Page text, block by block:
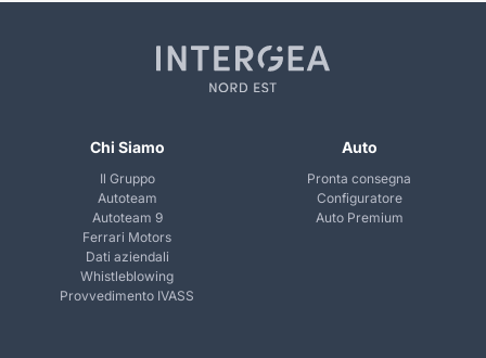
Chi Siamo
Il Gruppo
Autoteam
Autoteam 9
Ferrari Motors
Dati aziendali
Whistleblowing
Provvedimento IVASS
Auto
Pronta consegna
Configuratore
Auto Premium